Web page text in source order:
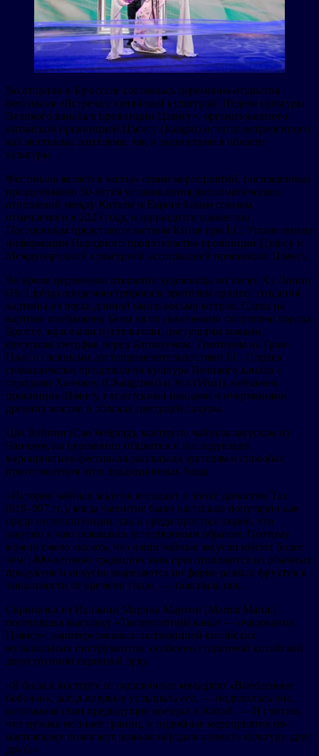
Во вторник в Брюсселе состоялась церемония открытия
фестиваля «Встреча с китайской культурой: Неделя культуры
Великого канала в провинции Цзянсу», организованного
китайской провинцией Цзянсу (Jiangsu) и тепло встреченного
как местными жителями, так и экспертами в области
культуры.
Фестиваль является частью серии мероприятий, посвященных
празднованию 50-летия установления дипломатических
отношений между Китаем и Европейским союзом,
отмечаемого в 2025 году, и проводится совместно
Постоянным представительством Китая при ЕС, Управлением
информации Народного правительства провинции Цзянсу и
Международной культурной ассоциацией провинции Цзянсу.
Во время церемонии открытия художница по песку Хэ Липин
(He Liping) продемонстрировала зрителям процесс создания
картины из песка длиной около восьми метров. Слева на
картине изображена Бельгия со сказочными силуэтами города
Брюгге, красными пустельгами, цветущими маками,
фигурами смурфов перед Атомиумом, Тинтином на Гран-
Плас и главными достопримечательностями ЕС. Справа
символически представлена культура Великого канала с
городами Ханчжоу (Changzhou) и Уси (Wuxi), пейзажем
провинции Цзянсу, гигантскими пандами и очертаниями
древних мостов в облаках цветущей сакуры.
Цао Вэйпин (Cao Weiping), мастер по чайным закускам из
Чанчжоу, на церемонии открытия и последующих
мероприятиях фестиваля рассказала зрителям о способах
приготовления этих традиционных блюд.
«История чайных закусок восходит к эпохе династии Тан
(618–907 гг.), когда чаепитие было настолько популярно как
среди интеллигенции, так и среди простых людей, что
закуски к чаю появились естественным образом. Поэтому
можно смело сказать, что наши чайные закуски имеют более
чем 1400-летнюю традицию; они приготовляются из обычных
продуктов и искусно вырезаются по форме разных фруктов в
зависимости от времени года», — пояснила она.
Скрипачка из Испании Марина Мартин (Marina Martin),
посетившая выставку «Тысячелетний канал — очарование
Цзянсу», заинтересовалась экспозицией китайских
музыкальных инструментов, особенно старинной китайской
двухструнной скрипкой эрху.
«Я была в восторге от скрипичного концерта «Влюбленные
бабочки», когда впервые услышала его, — поделилась она,
вспоминая свои предыдущие поездки в Китай. — Я считаю,
что музыка не знает границ, и подобные мероприятия по-
настоящему помогают разным народам оценить культуру друг
друга».